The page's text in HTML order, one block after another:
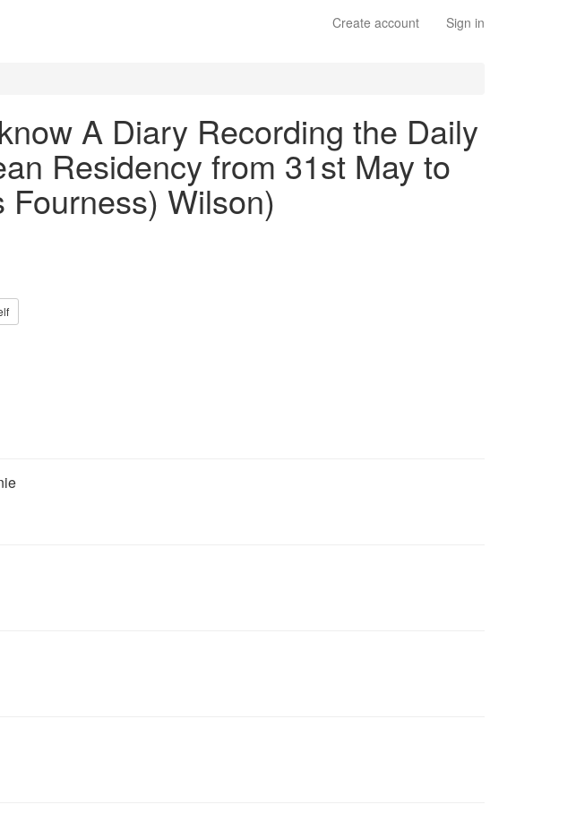
Create account Sign in
A Diary Recording the Daily
Residency from 31st May to
Fourness) Wilson)